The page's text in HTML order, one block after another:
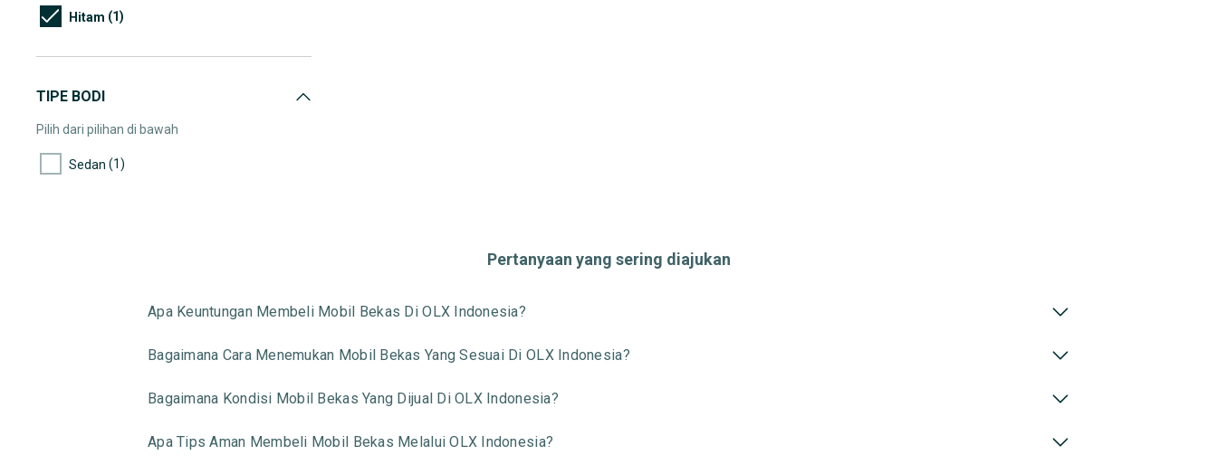
Hitam (1)
TIPE BODI
Pilih dari pilihan di bawah
Sedan (1)
Pertanyaan yang sering diajukan
Apa Keuntungan Membeli Mobil Bekas Di OLX Indonesia?
Bagaimana Cara Menemukan Mobil Bekas Yang Sesuai Di OLX Indonesia?
Bagaimana Kondisi Mobil Bekas Yang Dijual Di OLX Indonesia?
Apa Tips Aman Membeli Mobil Bekas Melalui OLX Indonesia?